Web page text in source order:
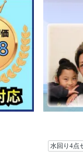
水回り4点